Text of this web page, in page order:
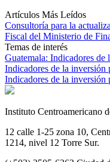
Artículos Más Leídos
Consultoría para la
Fiscal del Ministerio de
Temas de interés
Guatemala: Indicadores de
Indicadores de la inversión
Indicadores de la inversión
Instituto Centroamericano
12 calle 1-25 zona 10,
1214, nivel 12 Torre Sur.